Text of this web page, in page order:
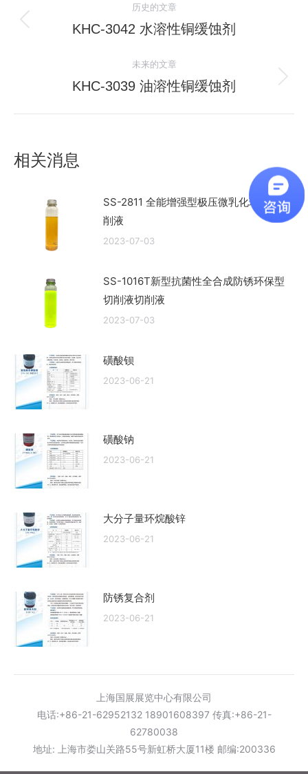
章
历史的文章
历
的
文
KHC-3042 水溶性铜缓蚀剂
未来的文章
未
KHC-3039 油溶性铜缓蚀剂
相关消息
SS-2811 全能增强型极压微乳化环保型切
削液
2023-07-03
SS-1016T新型抗菌性全合成防锈环保型
切削液切削液
2023-07-03
磺酸钡
2023-06-21
磺酸钠
2023-06-21
大分子量环烷酸锌
2023-06-21
防锈复合剂
2023-06-21
上海国展展览中心有限公司
电话:+86-21-62952132 18901608397 传真:+86-21-
62780038
地址: 上海市娄山关路55号新虹桥大厦11楼 邮编:200336